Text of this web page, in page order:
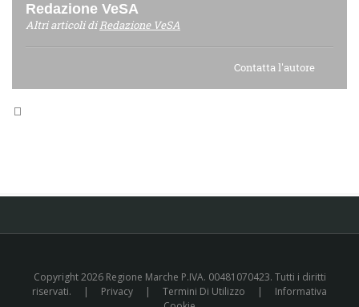
Redazione VeSA
Altri articoli diRedazione VeSA
Contatta l'autore
Copyright 2026 Regione Marche P.IVA. 00481070423. Tutti i diritti
riservati.
| Privacy | Termini Di Utilizzo |
Informativa